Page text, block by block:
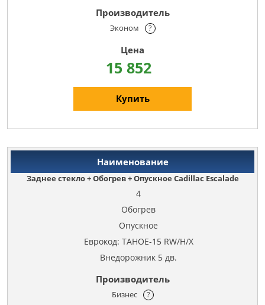
Эконом ?
15 852
Купить
Заднее стекло + Обогрев + Опускное Cadillac Escalade
4
Обогрев
Опускное
Еврокод: TAHOE-15 RW/H/X
Внедорожник 5 дв.
Бизнес ?